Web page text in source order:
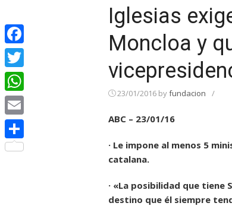
Iglesias
Moncloa y
23/01/2016 byfundacion /
ABC – 23/01/16
· Le impone al menos 5
catalana.
· «La posibilidad que tiene
destino que él siempre
Facebook
Twitter
WhatsApp
Email
Compartir